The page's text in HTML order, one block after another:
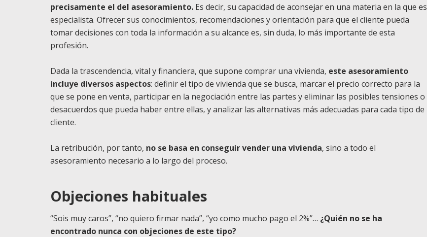
precisamente el del asesoramiento. Es decir, su capacidad de aconsejar en una materia en la que es
especialista. Ofrecer sus conocimientos, recomendaciones y orientación para que el cliente pueda
tomar decisiones con toda la información a su alcance es, sin duda, lo más importante de esta
profesión.
Dada la trascendencia, vital y financiera, que supone comprar una vivienda, este asesoramiento
incluye diversos aspectos: definir el tipo de vivienda que se busca, marcar el precio correcto para la
que se pone en venta, participar en la negociación entre las partes y eliminar las posibles tensiones o
desacuerdos que pueda haber entre ellas, y analizar las alternativas más adecuadas para cada tipo de
cliente.
La retribución, por tanto, no se basa en conseguir vender una vivienda, sino a todo el
asesoramiento necesario a lo largo del proceso.
Objeciones habituales
“Sois muy caros”, “no quiero firmar nada”, “yo como mucho pago el 2%”… ¿Quién no se ha
encontrado nunca con objeciones de este tipo?